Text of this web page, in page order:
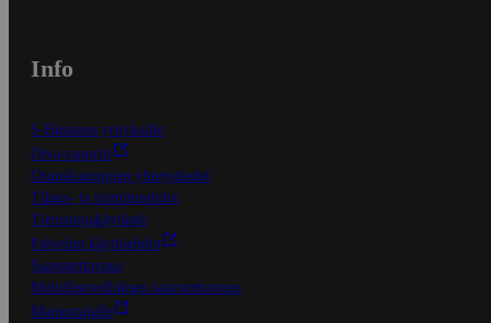
Info
S-Business yrityksille
Oiva-raportit
Osuuskauppojen yhteystiedot
Tilaus- ja toimitusehdot
Tietosuojakäytäntö
Palvelun käyttöehdot
Saavutettavuus
Mobiilisovelluksen saavutettavuus
Mainostajalle